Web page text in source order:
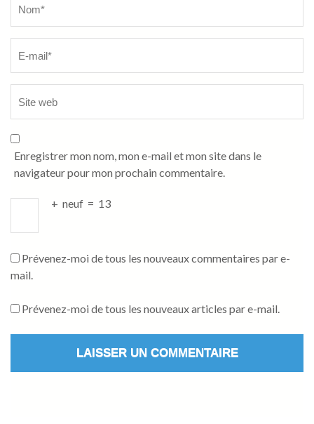
Enregistrer mon nom, mon e-mail et mon site dans le
navigateur pour mon prochain commentaire.
+ neuf = 13
Prévenez-moi de tous les nouveaux commentaires par e-
mail.
Prévenez-moi de tous les nouveaux articles par e-mail.